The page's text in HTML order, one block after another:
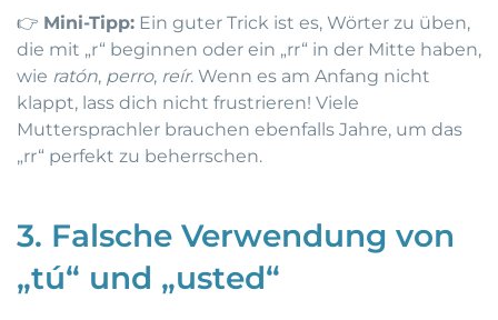
👉 Mini-Tipp: Ein guter Trick ist es, Wörter zu üben,
die mit „r“ beginnen oder ein „rr“ in der Mitte haben,
wie ratón, perro, reír. Wenn es am Anfang nicht
klappt, lass dich nicht frustrieren! Viele
Muttersprachler brauchen ebenfalls Jahre, um das
„rr“ perfekt zu beherrschen.
3. Falsche Verwendung von
„tú“ und „usted“